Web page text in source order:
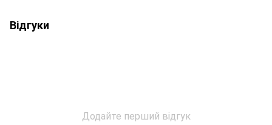
Відгуки
Додайте перший відгук